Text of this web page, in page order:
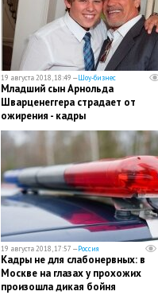
19 августа 2018, 18:49 —Шоу-бизнес
​Младший сын Арнольда
Шварценеггера страдает от
ожирения - кадры
19 августа 2018, 17:57 —Россия
Кадры не для слабонервных: в
Москве на глазах у прохожих
произошла дикая бойня